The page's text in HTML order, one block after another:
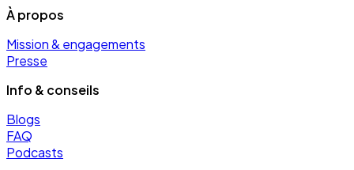
À propos
Mission & engagements
Presse
Info & conseils
Blogs
FAQ
Podcasts